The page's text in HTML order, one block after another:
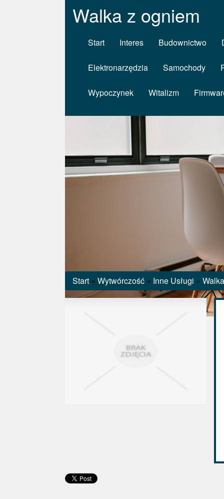
Walka z ogniem
Start Interes Budownictwo
Elektronarzędzia Samochody
Wypoczynek Witalizm
Start » Wytwórczość » Inne Usługi »